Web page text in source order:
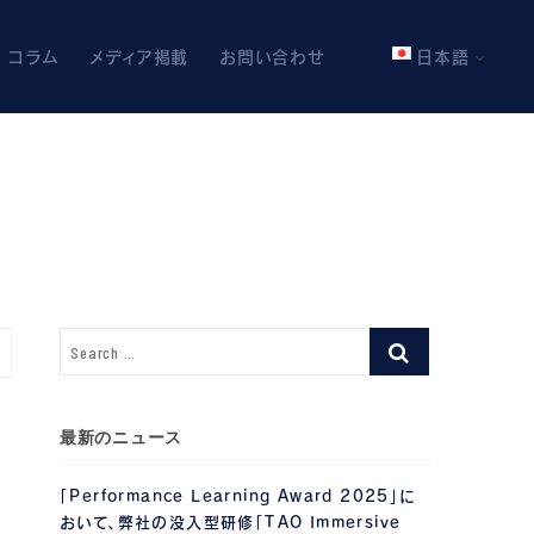
コラム メディア掲載 お問い合わせ 日本語
最新のニュース
「Performance Learning Award 2025」に
おいて、弊社の没入型研修「TAO Immersive